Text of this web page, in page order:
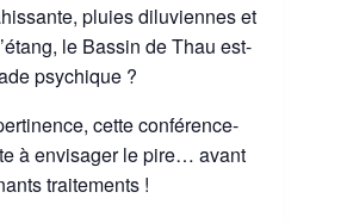
pluies diluviennes et
le Bassin de Thau est-
psychique ?
cette conférence-
à envisager le pire… avant
traitements !